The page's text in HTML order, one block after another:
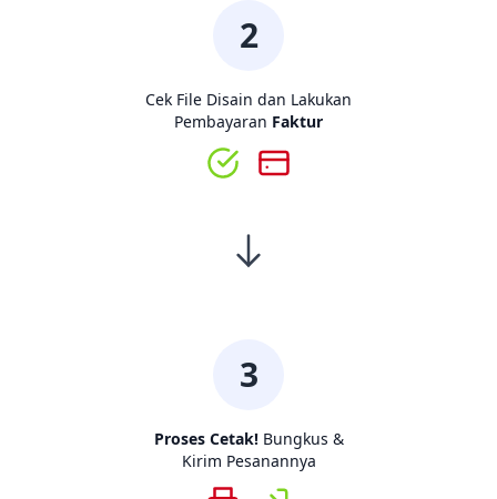
2
Cek File Disain dan Lakukan
Pembayaran Faktur
3
Proses Cetak!Bungkus &
Kirim Pesanannya